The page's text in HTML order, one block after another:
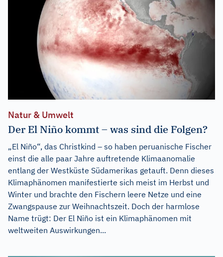
Natur & Umwelt
Der El Niño kommt – was sind die Folgen?
„El Niño“, das Christkind – so haben peruanische Fischer
einst die alle paar Jahre auftretende Klimaanomalie
entlang der Westküste Südamerikas getauft. Denn dieses
Klimaphänomen manifestierte sich meist im Herbst und
Winter und brachte den Fischern leere Netze und eine
Zwangspause zur Weihnachtszeit. Doch der harmlose
Name trügt: Der El Niño ist ein Klimaphänomen mit
weltweiten Auswirkungen...